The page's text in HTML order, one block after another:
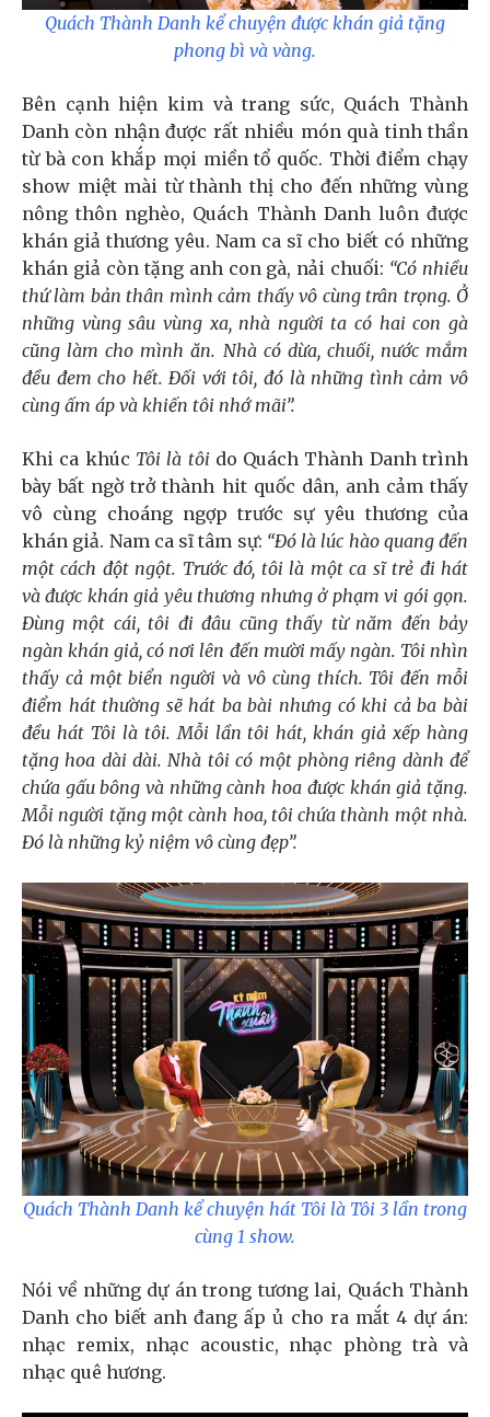
Quách Thành Danh kể chuyện được khán giả tặng
phong bì và vàng.
Bên cạnh hiện kim và trang sức, Quách Thành
Danh còn nhận được rất nhiều món quà tinh thần
từ bà con khắp mọi miền tổ quốc. Thời điểm chạy
show miệt mài từ thành thị cho đến những vùng
nông thôn nghèo, Quách Thành Danh luôn được
khán giả thương yêu. Nam ca sĩ cho biết có những
khán giả còn tặng anh con gà, nải chuối: “Có nhiều
thứ làm bản thân mình cảm thấy vô cùng trân trọng. Ở
những vùng sâu vùng xa, nhà người ta có hai con gà
cũng làm cho mình ăn. Nhà có dừa, chuối, nước mắm
đều đem cho hết. Đối với tôi, đó là những tình cảm vô
cùng ấm áp và khiến tôi nhớ mãi”.
Khi ca khúc Tôi là tôi do Quách Thành Danh trình
bày bất ngờ trở thành hit quốc dân, anh cảm thấy
vô cùng choáng ngợp trước sự yêu thương của
khán giả. Nam ca sĩ tâm sự: “Đó là lúc hào quang đến
một cách đột ngột. Trước đó, tôi là một ca sĩ trẻ đi hát
và được khán giả yêu thương nhưng ở phạm vi gói gọn.
Đùng một cái, tôi đi đâu cũng thấy từ năm đến bảy
ngàn khán giả, có nơi lên đến mười mấy ngàn. Tôi nhìn
thấy cả một biển người và vô cùng thích. Tôi đến mỗi
điểm hát thường sẽ hát ba bài nhưng có khi cả ba bài
đều hát Tôi là tôi. Mỗi lần tôi hát, khán giả xếp hàng
tặng hoa dài dài. Nhà tôi có một phòng riêng dành để
chứa gấu bông và những cành hoa được khán giả tặng.
Mỗi người tặng một cành hoa, tôi chứa thành một nhà.
Đó là những kỷ niệm vô cùng đẹp”.
Quách Thành Danh kể chuyện hát Tôi là Tôi 3 lần trong
cùng 1 show.
Nói về những dự án trong tương lai, Quách Thành
Danh cho biết anh đang ấp ủ cho ra mắt 4 dự án:
nhạc remix, nhạc acoustic, nhạc phòng trà và
nhạc quê hương.